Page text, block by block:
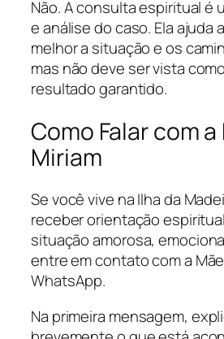
Não. A consulta espiritual é
e análise do caso. Ela ajuda
melhor a situação e os
mas não deve ser vista
resultado garantido.
Como Falar com a
Miriam
Se você vive na Ilha da
receber orientação
situação amorosa,
entre em contato com a
WhatsApp.
Na primeira mensagem,